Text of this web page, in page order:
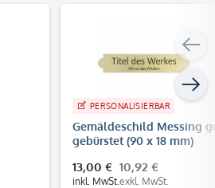
PERSONALISIERBAR
Gemäldeschild Messing
gebürstet (90 x 18 mm)
13,00 €
inkl. MwSt.
10,92 €
exkl. MwSt.